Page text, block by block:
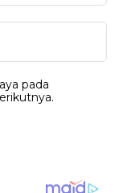
pada